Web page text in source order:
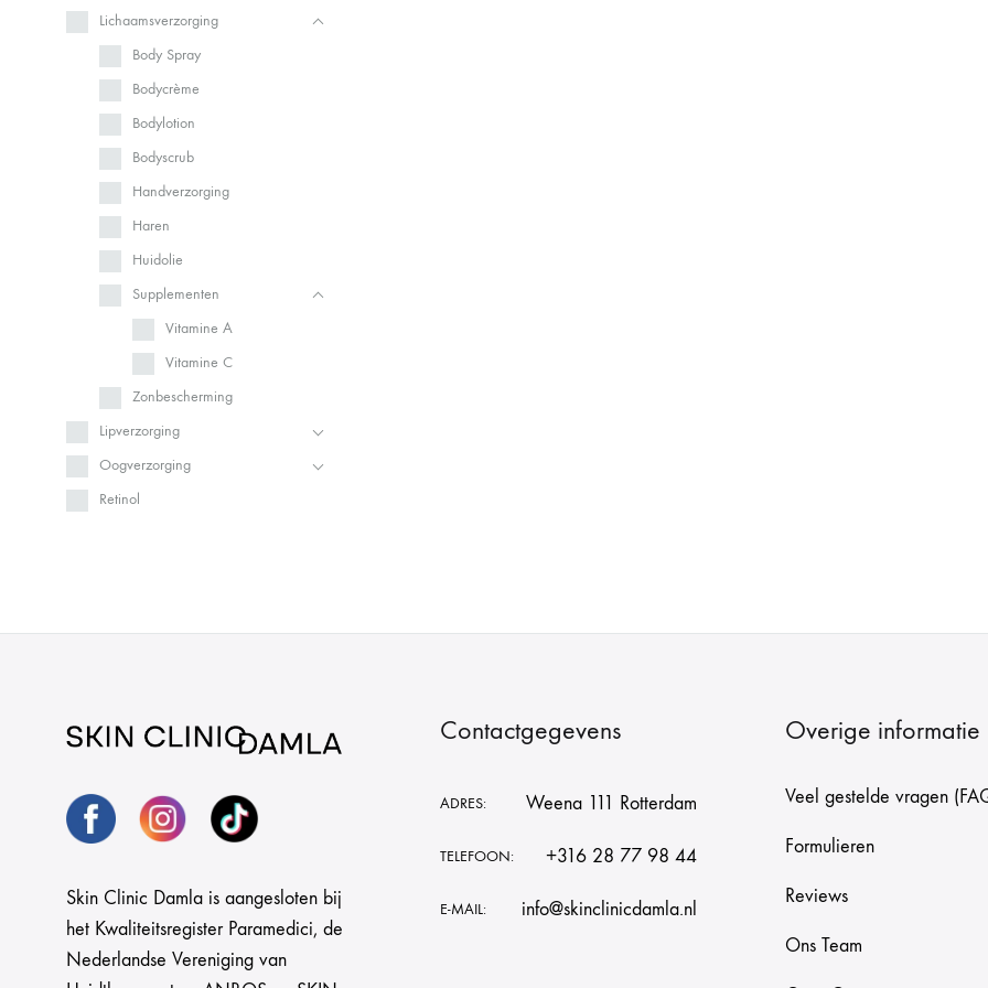
Lichaamsverzorging
Body Spray
Bodycrème
Bodylotion
Bodyscrub
Handverzorging
Haren
Huidolie
Supplementen
Vitamine A
Vitamine C
Zonbescherming
Lipverzorging
Oogverzorging
Retinol
Skin Clinic Damla is aangesloten bij
het Kwaliteitsregister Paramedici, de
Nederlandse Vereniging van
Contactgegevens
ADRES: Weena 111 Rotterdam
TELEFOON: +316 28 77 98 44
E-MAIL: info@skinclinicdamla.nl
Overige informatie
Veel gestelde vragen
Formulieren
Reviews
Ons Team